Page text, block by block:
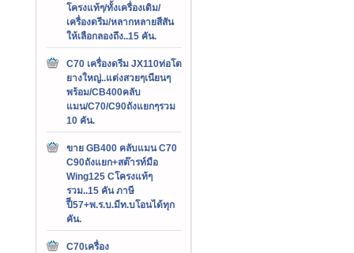
โครงแท้ๆ/ทั้งเครื่องเดิม/
เครื่องดรีม/หลากหลายสีสัน
ให้เลือกลองถึง..15 คัน.
C70 เครื่องดรีม JX110ท่อโต
ยางใหญ่..แต่งสวยๆเนียนๆ
พร้อม/CB400คลับ
แมน/C70/C90ถังแยกๆรวม
10 คัน.
ขาย GB400 คลับแมน C70
C90ถังแยก+สต๊ารท์มือ
Wing125 Cโครงแท้ๆ
รวม..15 คัน ภาษี
ปีี57+พ.ร.บ.มีท.บโอนได้ทุก
คัน.
C70เครื่อง